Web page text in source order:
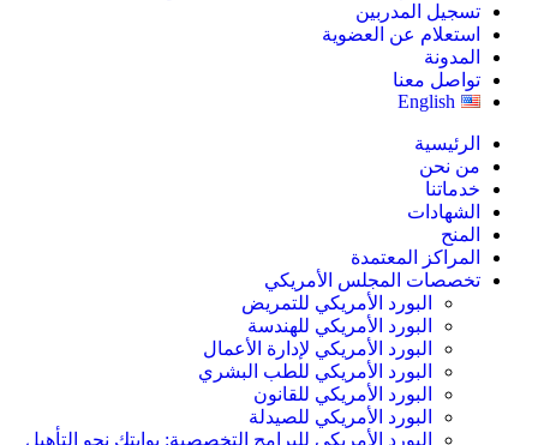
تسجيل المدربين
استعلام عن العضوية
المدونة
تواصل معنا
English
الرئيسية
من نحن
خدماتنا
الشهادات
المنح
المراكز المعتمدة
تخصصات المجلس الأمريكي
البورد الأمريكي للتمريض
البورد الأمريكي للهندسة
البورد الأمريكي لإدارة الأعمال
البورد الأمريكي للطب البشري
البورد الأمريكي للقانون
البورد الأمريكي للصيدلة
البورد الأمريكي للبرامج التخصصية: بوابتك نحو التأهيل